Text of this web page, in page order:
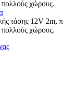
χώρους.
τάσης 12V 2m,
χώρους.